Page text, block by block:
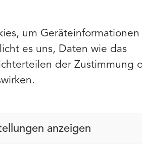
um Geräteinformationen
es uns, Daten wie das
der Zustimmung
anzeigen
man über die Website bestellt.
die Transfers waren stressfrei.